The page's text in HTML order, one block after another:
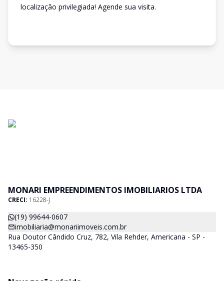
localização privilegiada! Agende sua visita.
MONARI EMPREENDIMENTOS IMOBILIARIOS LTDA
CRECI: 16228-J
(19) 99644-0607
imobiliaria@monariimoveis.com.br
Rua Doutor Cândido Cruz, 782, Vila Rehder, Americana - SP -
13465-350